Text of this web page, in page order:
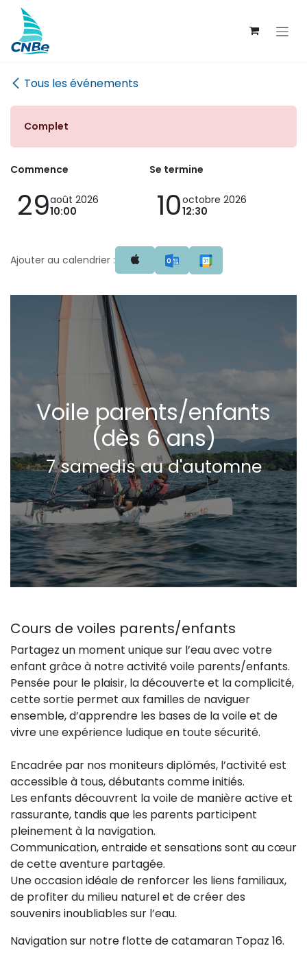
Se rendre au contenu
Tous les événements
Complet
Commence
29août 2026
10:00
Se termine
10octobre 2026
12:30
Ajouter au calendrier :
Voile parents/enfants
(dès 6 ans)
7 samedis au d'automne
Cours de voiles parents/enfants
Partagez un moment unique sur l’eau avec votre
enfant grâce à notre activité voile parents/enfants.
Pensée pour le plaisir, la découverte et la complicité,
cette sortie permet aux familles de naviguer
ensemble, d’apprendre les bases de la voile et de
vivre une expérience ludique en toute sécurité.
Encadrée par nos moniteurs diplômés, l’activité est
accessible à tous, débutants comme initiés.
Les enfants découvrent la voile de manière active et
rassurante, tandis que les parents participent
pleinement à la navigation.
Communication, entraide et sensations sont au cœur
de cette aventure partagée.
Une occasion idéale de renforcer les liens familiaux,
de profiter du milieu naturel et de créer des
souvenirs inoubliables sur l’eau.
Navigation sur notre flotte de catamaran Topaz 16.